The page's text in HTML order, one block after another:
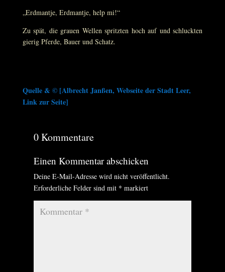
„Erdmantje, Erdmantje, help mi!“
Zu spät, die grauen Wellen spritzten hoch auf und schluckten
gierig Pferde, Bauer und Schatz.
Quelle & © [Albrecht Janßen, Webseite der Stadt Leer,
Link zur Seite]
0 Kommentare
Einen Kommentar abschicken
Deine E-Mail-Adresse wird nicht veröffentlicht.
Erforderliche Felder sind mit * markiert